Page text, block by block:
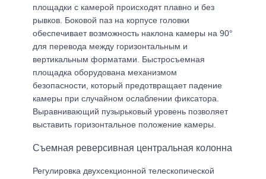
площадки с камерой происходят плавно и без
рывков. Боковой паз на корпусе головки
обеспечивает возможность наклона камеры на 90°
для перевода между горизонтальным и
вертикальным форматами. Быстросъемная
площадка оборудована механизмом
безопасности, который предотвращает падение
камеры при случайном ослаблении фиксатора.
Выравнивающий пузырьковый уровень позволяет
выставить горизонтальное положение камеры.
Съемная реверсивная центральная колонна
Регулировка двухсекционной телескопической